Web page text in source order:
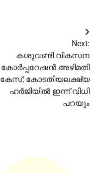
Next:
കശുവണ്ടി വികസന
കോര്‍പ്പറേഷന്‍ അഴിമതി
കേസ്; കോടതിയലക്ഷ്യ
ഹ‍ര്‍‍ജിയില്‍ ഇന്ന് വിധി
പറയും